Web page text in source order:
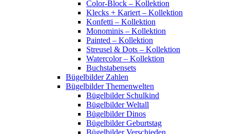
Color-Block – Kollektion
Klecks + Kariert – Kollektion
Konfetti – Kollektion
Monominis – Kollektion
Painted – Kollektion
Streusel & Dots – Kollektion
Watercolor – Kollektion
Buchstabensets
Bügelbilder Zahlen
Bügelbilder Themenwelten
Bügelbilder Schulkind
Bügelbilder Weltall
Bügelbilder Dinos
Bügelbilder Geburtstag
Bügelbilder Verschieden